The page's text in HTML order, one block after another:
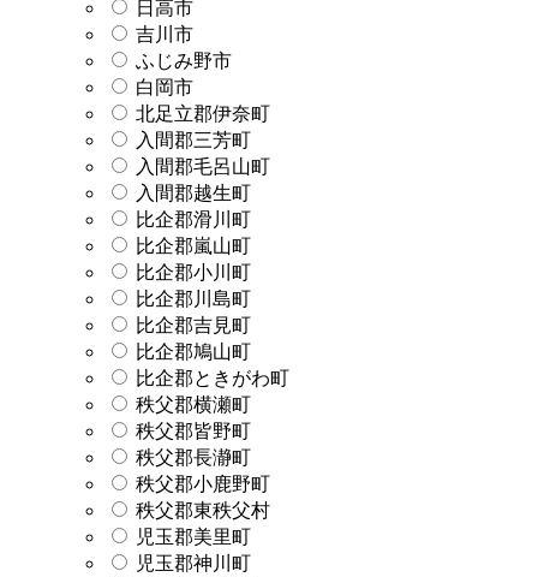
日高市
吉川市
ふじみ野市
白岡市
北足立郡伊奈町
入間郡三芳町
入間郡毛呂山町
入間郡越生町
比企郡滑川町
比企郡嵐山町
比企郡小川町
比企郡川島町
比企郡吉見町
比企郡鳩山町
比企郡ときがわ町
秩父郡横瀬町
秩父郡皆野町
秩父郡長瀞町
秩父郡小鹿野町
秩父郡東秩父村
児玉郡美里町
児玉郡神川町